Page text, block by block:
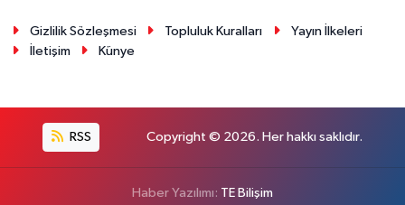
Gizlilik Sözleşmesi Topluluk Kuralları
Yayın İlkeleri
İletişim
Künye
RSS Copyright © 2026. Her hakkı saklıdır.
Haber Yazılımı: TE Bilişim